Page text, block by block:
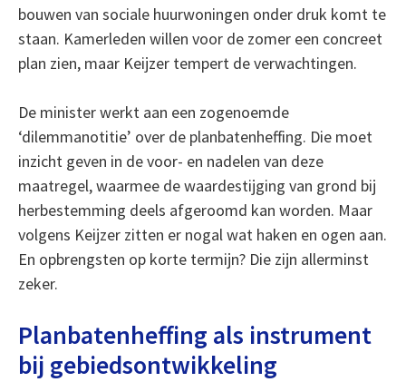
bouwen van sociale huurwoningen onder druk komt te
staan. Kamerleden willen voor de zomer een concreet
plan zien, maar Keijzer tempert de verwachtingen.
De minister werkt aan een zogenoemde
‘dilemmanotitie’ over de planbatenheffing. Die moet
inzicht geven in de voor- en nadelen van deze
maatregel, waarmee de waardestijging van grond bij
herbestemming deels afgeroomd kan worden. Maar
volgens Keijzer zitten er nogal wat haken en ogen aan.
En opbrengsten op korte termijn? Die zijn allerminst
zeker.
Planbatenheffing als instrument
bij gebiedsontwikkeling